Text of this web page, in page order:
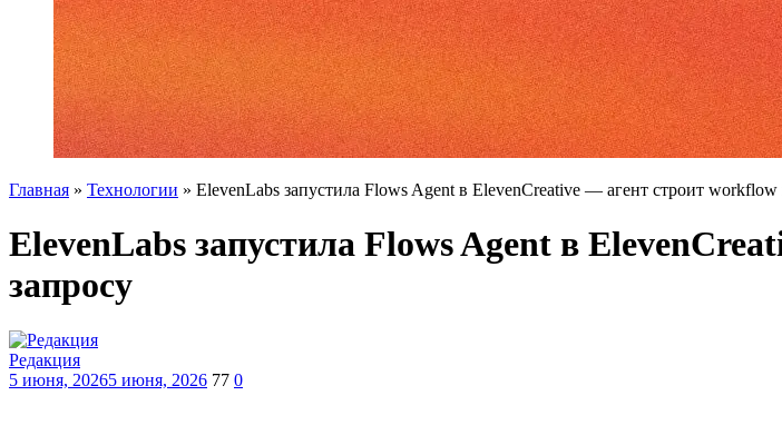
Главная » Технологии » ElevenLabs запустила Flows Agent в ElevenCreative — агент строит workflow
ElevenLabs запустила Flows Agent в
запросу
Редакция
5 июня, 20265 июня, 2026 77 0